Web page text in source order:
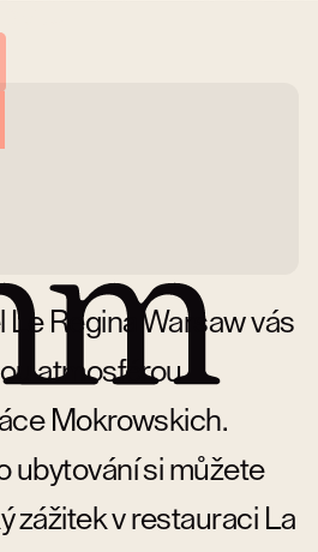
Le Regina Warsaw vás
atmosférou
Mokrowskich.
ubytování si můžete
zážitek v restauraci La